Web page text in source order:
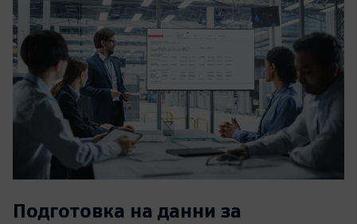
Подготовка на данни за